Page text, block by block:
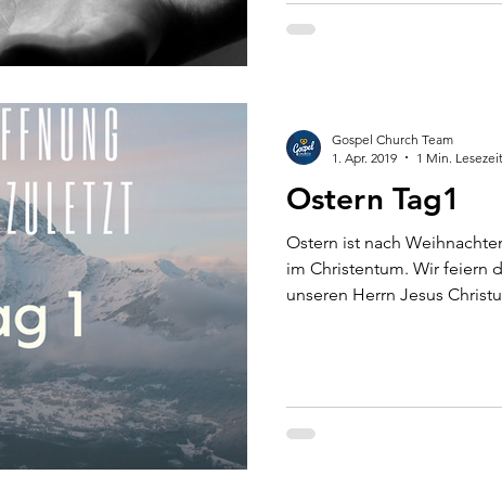
Ostern Tag1
Ostern ist nach
im Christentum. Wir feiern
unseren Herrn Jesus
Gospel Church Team
1. Apr. 2019
1 Min. Lesezeit